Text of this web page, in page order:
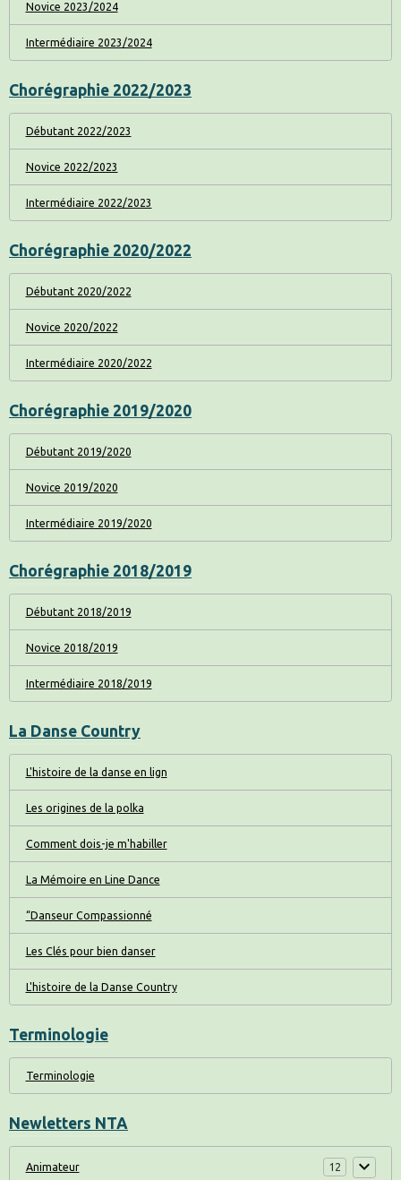
Novice 2023/2024
Intermédiaire 2023/2024
Chorégraphie 2022/2023
Débutant 2022/2023
Novice 2022/2023
Intermédiaire 2022/2023
Chorégraphie 2020/2022
Débutant 2020/2022
Novice 2020/2022
Intermédiaire 2020/2022
Chorégraphie 2019/2020
Débutant 2019/2020
Novice 2019/2020
Intermédiaire 2019/2020
Chorégraphie 2018/2019
Débutant 2018/2019
Novice 2018/2019
Intermédiaire 2018/2019
La Danse Country
L'histoire de la danse en lign
Les origines de la polka
Comment dois-je m'habiller
La Mémoire en Line Dance
“Danseur Compassionné
Les Clés pour bien danser
L'histoire de la Danse Country
Terminologie
Terminologie
Newletters NTA
Animateur 12